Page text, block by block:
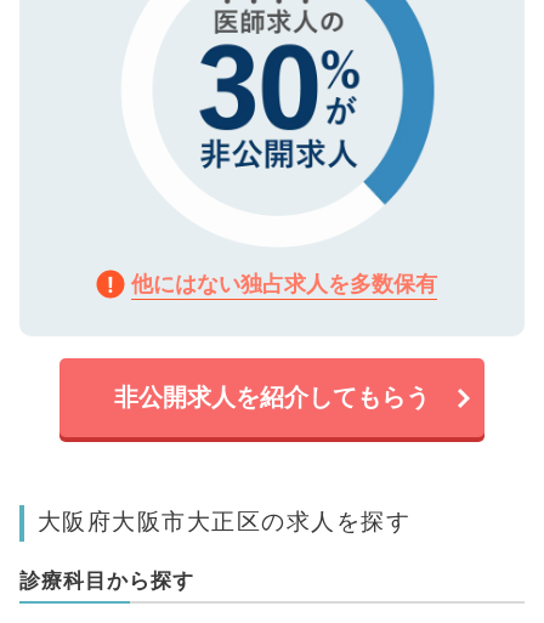
他にはない独占求人を多数保有
非公開求人を紹介してもらう
大阪府大阪市大正区の求人を探す
診療科目から探す